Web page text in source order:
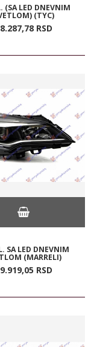
(SA LED DNEVNIM
(TYC)
78 RSD
SA LED DNEVNIM
(MARRELI)
05 RSD